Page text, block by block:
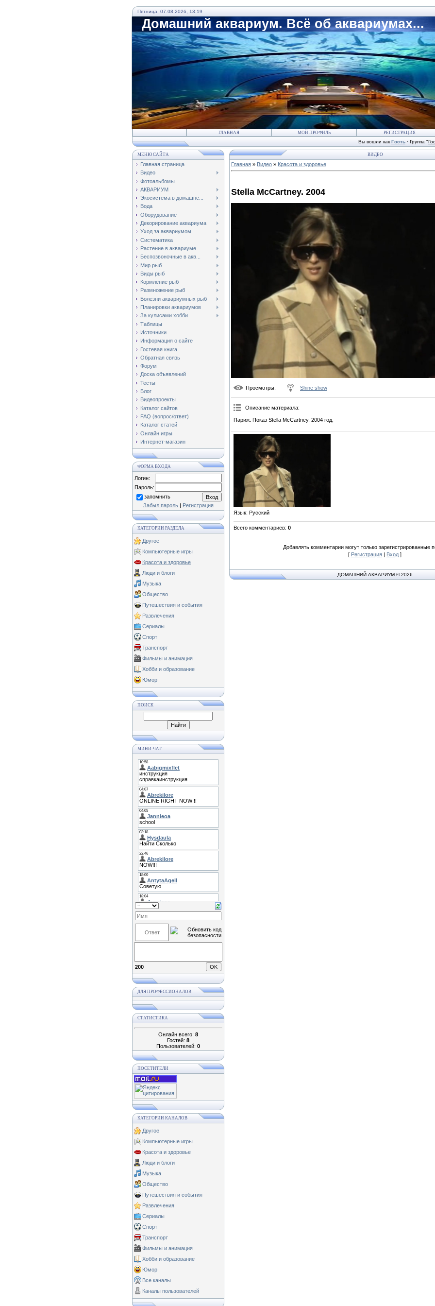
Пятница, 07.08.2026, 13:19
Домашний аквариум. Всё об аквариумах...
ГЛАВНАЯ МОЙ ПРОФИЛЬ РЕГИСТРАЦИЯ
Вы вошли как Гость · Группа "
МЕНЮ САЙТА
Главная страница
Видео
Фотоальбомы
АКВАРИУМ
Экосистема в домашне...
Вода
Оборудование
Декорирование аквариума
Уход за аквариумом
Систематика
Растение в аквариуме
Беспозвоночные в акв...
Мир рыб
Виды рыб
Кормление рыб
Размножение рыб
Болезни аквариумных рыб
Планировки аквариумов
За кулисами хобби
Таблицы
Источники
Информация о сайте
Гостевая книга
Обратная связь
Форум
Доска объявлений
Тесты
Блог
Видеопроекты
Каталог сайтов
FAQ (вопрос/ответ)
Каталог статей
Онлайн игры
Интернет-магазин
ФОРМА ВХОДА
Логин:
Пароль:
запомнить
Забыл пароль| Регистрация
КАТЕГОРИИ РАЗДЕЛА
Другое
Компьютерные игры
Красота и здоровье
Люди и блоги
Музыка
Общество
Путешествия и события
Развлечения
Сериалы
Спорт
Транспорт
Фильмы и анимация
Хобби и образование
Юмор
ПОИСК
МИНИ-ЧАТ
200
ДЛЯ ПРОФЕССИОНАЛОВ
СТАТИСТИКА
Онлайн всего: 8
Гостей: 8
Пользователей: 0
ПОСЕТИТЕЛИ
КАТЕГОРИИ КАНАЛОВ
Другое
Компьютерные игры
Красота и здоровье
Люди и блоги
Музыка
Общество
Путешествия и события
Развлечения
Сериалы
Спорт
Транспорт
Фильмы и анимация
Хобби и образование
Юмор
Все каналы
Каналы пользователей
ВИДЕО
Главная » Видео » Красота и здоровье
Stella McCartney. 2004
Просмотры: Shine show
Описание материала:
Париж. Показ Stella McCartney. 2004 год.
Язык: Русский
Всего комментариев: 0
Добавлять комментарии могут только зарегистрированные
[ Регистрация | Вход ]
ДОМАШНИЙ АКВАРИУМ © 2026